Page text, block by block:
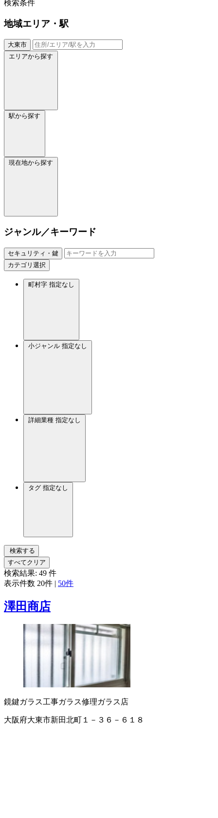
検索条件
地域エリア・駅
大東市
エリアから探す
駅から探す
現在地から探す
ジャンル／キーワード
セキュリティ・鍵
カテゴリ選択
町村字 指定なし
小ジャンル 指定なし
詳細業種 指定なし
タグ 指定なし
検索する
すべてクリア
検索結果: 49 件
表示件数 20件 | 50件
澤田商店
鏡鍵ガラス工事ガラス修理ガラス店
大阪府大東市新田北町１－３６－６１８